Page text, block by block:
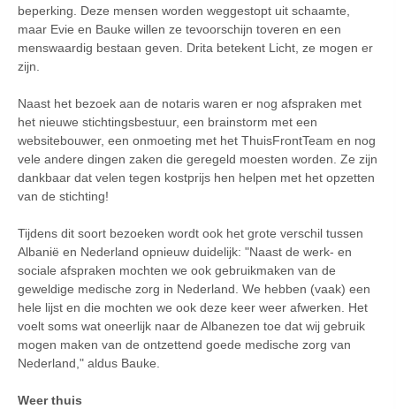
beperking. Deze mensen worden weggestopt uit schaamte,
maar Evie en Bauke willen ze tevoorschijn toveren en een
menswaardig bestaan geven. Drita betekent Licht, ze mogen er
zijn.
Naast het bezoek aan de notaris waren er nog afspraken met
het nieuwe stichtingsbestuur, een brainstorm met een
websitebouwer, een onmoeting met het ThuisFrontTeam en nog
vele andere dingen zaken die geregeld moesten worden. Ze zijn
dankbaar dat velen tegen kostprijs hen helpen met het opzetten
van de stichting!
Tijdens dit soort bezoeken wordt ook het grote verschil tussen
Albanië en Nederland opnieuw duidelijk: "Naast de werk- en
sociale afspraken mochten we ook gebruikmaken van de
geweldige medische zorg in Nederland. We hebben (vaak) een
hele lijst en die mochten we ook deze keer weer afwerken. Het
voelt soms wat oneerlijk naar de Albanezen toe dat wij gebruik
mogen maken van de ontzettend goede medische zorg van
Nederland," aldus Bauke.
Weer thuis